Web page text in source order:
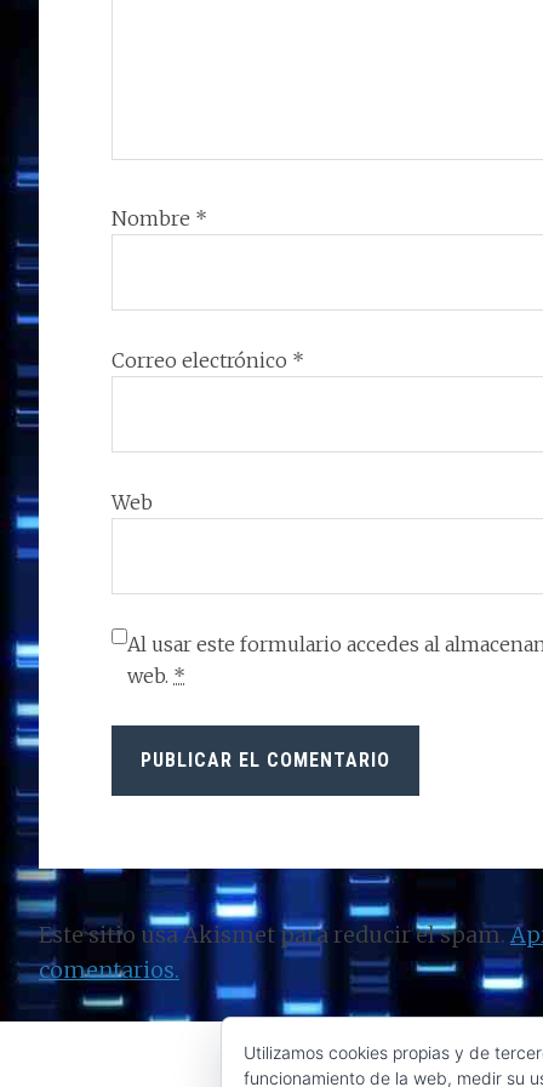
Nombre *
Correo electrónico *
Web
Al usar este formulario accedes al
web. *
Este sitio usa Akismet para reducir el spam.
comentarios.
Utilizamos cookies propias y de
funcionamiento de la web, medir su